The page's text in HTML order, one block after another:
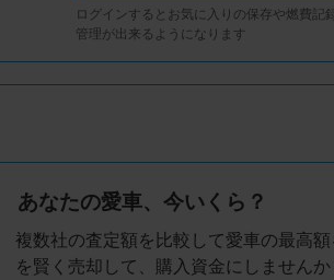
ログインするとお気に入りの保存や燃費記
管理が出来るようになります
あなたの愛車、今いくら？
複数社の査定額を比較して愛車の最高
を賢く売却して、購入資金にしませんか